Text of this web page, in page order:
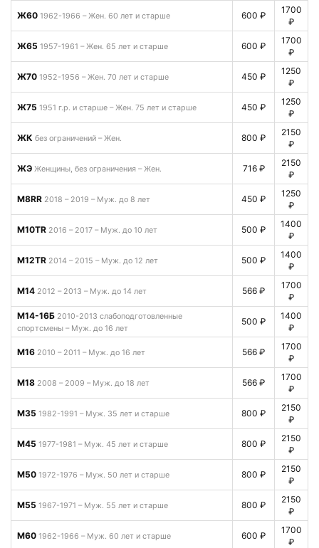
Ж60 1962-1966 – Жен. 60 лет и старше 600 ₽
1700
₽
Ж65 1957-1961 – Жен. 65 лет и старше 600 ₽
1700
₽
Ж70 1952-1956 – Жен. 70 лет и старше 450 ₽
1250
₽
Ж75 1951 г.р. и старше – Жен. 75 лет и старше 450 ₽
1250
₽
ЖК без ограничений – Жен. 800 ₽
2150
₽
ЖЭ Женщины, без ограничения – Жен. 716 ₽
2150
₽
М8RR 2018 – 2019 – Муж. до 8 лет 450 ₽
1250
₽
М10TR 2016 – 2017 – Муж. до 10 лет 500 ₽
1400
₽
М12TR 2014 – 2015 – Муж. до 12 лет 500 ₽
1400
₽
М14 2012 – 2013 – Муж. до 14 лет 566 ₽
1700
₽
М14-16Б 2010-2013 слабоподготовленные
спортсмены – Муж. до 16 лет
500 ₽
1400
₽
М16 2010 – 2011 – Муж. до 16 лет 566 ₽
1700
₽
М18 2008 – 2009 – Муж. до 18 лет 566 ₽
1700
₽
М35 1982-1991 – Муж. 35 лет и старше 800 ₽
2150
₽
М45 1977-1981 – Муж. 45 лет и старше 800 ₽
2150
₽
М50 1972-1976 – Муж. 50 лет и старше 800 ₽
2150
₽
М55 1967-1971 – Муж. 55 лет и старше 800 ₽
2150
₽
М60 1962-1966 – Муж. 60 лет и старше 600 ₽
1700
₽